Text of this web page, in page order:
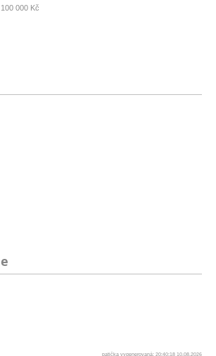
000 Kč
patička vygenerovaná: 20:40:18 10.08.2026